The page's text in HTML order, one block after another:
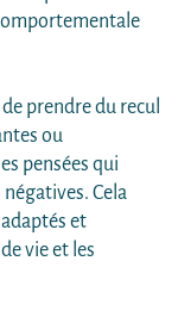
prendre du recul
ou
pensées qui
Cela
et
vie et les